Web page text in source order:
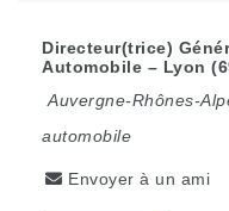
Directeur(trice)
Automobile – Lyon
Auvergne-Rhônes-
automobile
Envoyer à un ami